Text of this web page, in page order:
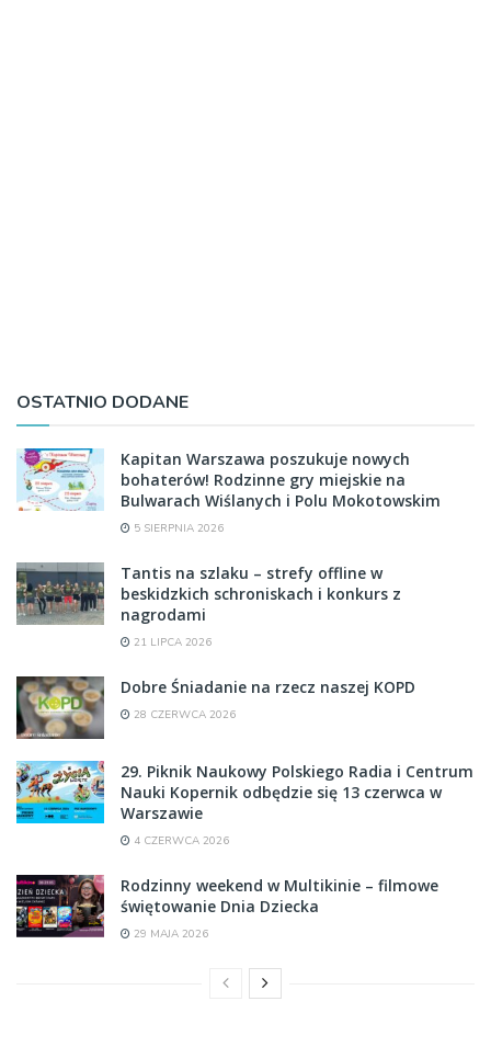
OSTATNIO DODANE
Kapitan Warszawa poszukuje nowych
bohaterów! Rodzinne gry miejskie na
Bulwarach Wiślanych i Polu Mokotowskim
5 SIERPNIA 2026
Tantis na szlaku – strefy offline w
beskidzkich schroniskach i konkurs z
nagrodami
21 LIPCA 2026
Dobre Śniadanie na rzecz naszej KOPD
28 CZERWCA 2026
29. Piknik Naukowy Polskiego Radia i Centrum
Nauki Kopernik odbędzie się 13 czerwca w
Warszawie
4 CZERWCA 2026
Rodzinny weekend w Multikinie – filmowe
świętowanie Dnia Dziecka
29 MAJA 2026